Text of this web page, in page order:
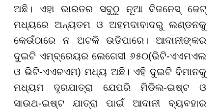
ଅଛି। ଏହା ଭାରତର ସବୁଠୁ ନୂଆ ବିଜନେସ୍ ଜେଟ୍
ମଧ୍ୟରେ ଅନ୍ୟତମ ଓ ଅହମଦାବାଦରୁ ଲଣ୍ଡନକୁ
କେଉଁଠାରେ ନ ଅଟକି ଉଡିପାରେ। ଆଦାନୀଙ୍କର
ଦୁଇଟି ଏମ୍ବ୍ରେୟର ଲେଗେସୀ ୬୫୦(ଭିଟି-ଏଏମଏଲ
ଓ ଭିଟି-ଏଏଚଏମ) ମଧ୍ୟ ଅଛି। ଏହି ଦୁଇଟି ବିମାନକୁ
ମଧ୍ୟମ ଦୂରଯାତ୍ରା ଯେପରି ମିଡିଲ-ଇଷ୍ଟ ଓ
ସାଉଥ-ଇଷ୍ଟ ଯାତ୍ରା ପାଇଁ ଆଦାନୀ ବ୍ୟବହାର